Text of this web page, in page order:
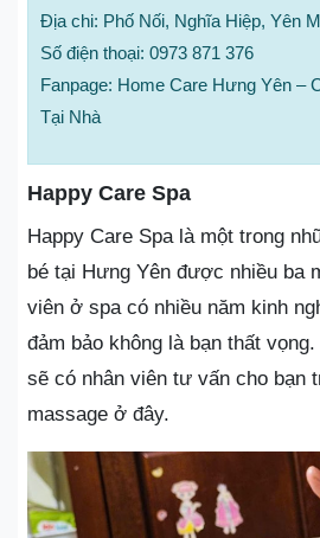
Địa chi: Phố Nối, Nghĩa Hiệp, Yên
Số điện thoại: 0973 871 376
Fanpage: Home Care Hưng Yên –
Tại Nhà
Happy Care Spa
Happy Care Spa là một trong
bé tại Hưng Yên được nhiều ba
viên ở spa có nhiều năm kinh
đảm bảo không là bạn thất
sẽ có nhân viên tư vấn cho bạn
massage ở đây.